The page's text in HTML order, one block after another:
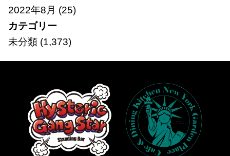
2022年8月 (25)
カテゴリー
未分類(1,373)